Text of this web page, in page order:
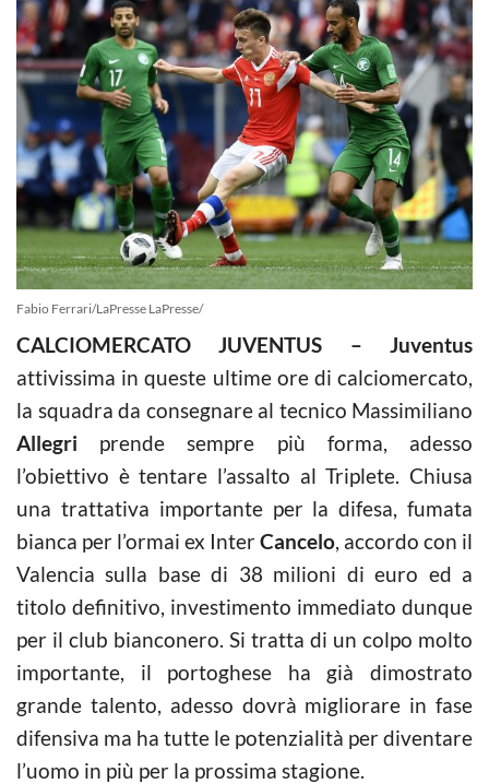
Fabio Ferrari/LaPresse LaPresse/
CALCIOMERCATO JUVENTUS – Juventus
attivissima in queste ultime ore di calciomercato,
la squadra da consegnare al tecnico Massimiliano
Allegri prende sempre più forma, adesso
l’obiettivo è tentare l’assalto al Triplete. Chiusa
una trattativa importante per la difesa, fumata
bianca per l’ormai ex InterCancelo, accordo con il
Valencia sulla base di 38 milioni di euro ed a
titolo definitivo, investimento immediato dunque
per il club bianconero. Si tratta di un colpo molto
importante, il portoghese ha già dimostrato
grande talento, adesso dovrà migliorare in fase
difensiva ma ha tutte le potenzialità per diventare
l’uomo in più per la prossima stagione.